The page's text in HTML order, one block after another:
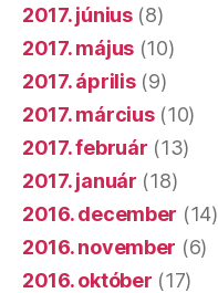
2017. június(8)
2017. május (10)
2017. április(9)
2017. március(10)
2017. február (13)
2017. január (18)
2016. december (14)
2016. november (6)
2016. október (17)